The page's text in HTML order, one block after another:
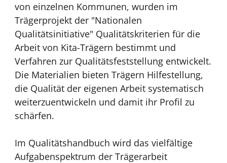
von einzelnen Kommunen, wurden im
Trägerprojekt der "Nationalen
Qualitätsinitiative" Qualitätskriterien für die
Arbeit von Kita-Trägern bestimmt und
Verfahren zur Qualitätsfeststellung entwickelt.
Die Materialien bieten Trägern Hilfestellung,
die Qualität der eigenen Arbeit systematisch
weiterzuentwickeln und damit ihr Profil zu
schärfen.
Im Qualitätshandbuch wird das vielfältige
Aufgabenspektrum der Trägerarbeit